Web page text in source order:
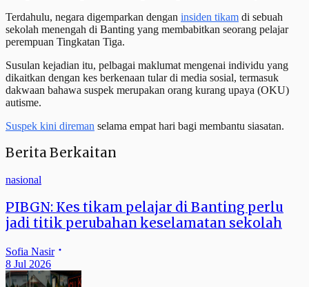
Terdahulu, negara digemparkan dengan insiden tikam di sebuah
sekolah menengah di Banting yang membabitkan seorang pelajar
perempuan Tingkatan Tiga.
Susulan kejadian itu, pelbagai maklumat mengenai individu yang
dikaitkan dengan kes berkenaan tular di media sosial, termasuk
dakwaan bahawa suspek merupakan orang kurang upaya (OKU)
autisme.
Suspek kini direman selama empat hari bagi membantu siasatan.
Berita Berkaitan
nasional
PIBGN: Kes tikam pelajar di Banting perlu
jadi titik perubahan keselamatan sekolah
Sofia Nasir
8 Jul 2026